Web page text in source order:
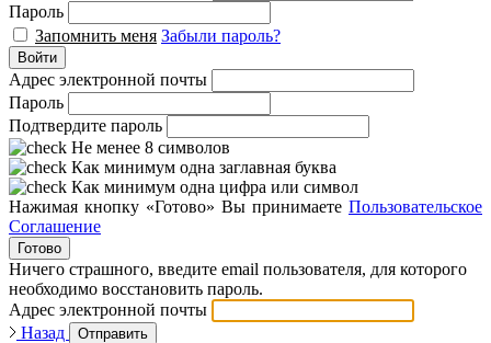
Пароль
Запомнить меня Забыли пароль?
Войти
Адрес электронной почты
Пароль
Подтвердите пароль
Не менее 8 символов
Как минимум одна заглавная буква
Как минимум одна цифра или символ
Нажимая кнопку «Готово» Вы принимаете Пользовательское
Соглашение
Готово
Ничего страшного, введите email пользователя, для которого
необходимо восстановить пароль.
Адрес электронной почты
Назад
Отправить